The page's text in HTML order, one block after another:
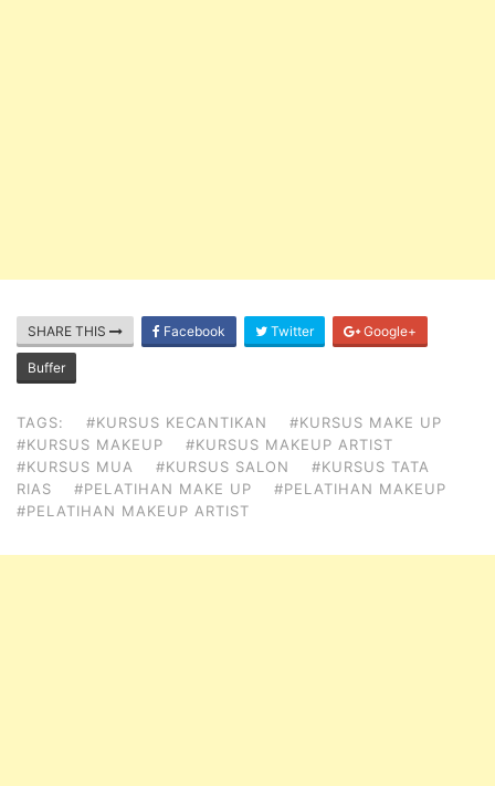
SHARE THIS Facebook Twitter Google+
Buffer
TAGS: #KURSUS KECANTIKAN
#KURSUS MAKE UP
#KURSUS MAKEUP
#KURSUS MAKEUP ARTIST
#KURSUS MUA
#KURSUS SALON
#KURSUS TATA
RIAS
#PELATIHAN MAKE UP
#PELATIHAN MAKEUP
#PELATIHAN MAKEUP ARTIST